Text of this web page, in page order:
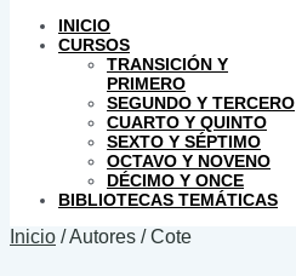
INICIO
CURSOS
TRANSICIÓN Y
PRIMERO
SEGUNDO Y TERCERO
CUARTO Y QUINTO
SEXTO Y SÉPTIMO
OCTAVO Y NOVENO
DÉCIMO Y ONCE
BIBLIOTECAS TEMÁTICAS
Inicio /Autores /Cote